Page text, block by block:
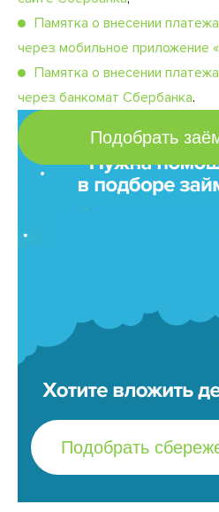
Памятка о внесении
через мобильное приложение
Памятка о внесении
через банкомат Сбербанка.